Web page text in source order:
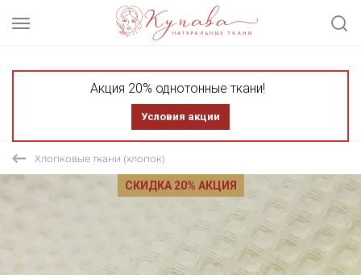
Акция 20% однотонные ткани!
Условия акции
Хлопковые ткани (хлопок)
СКИДКА 20% АКЦИЯ